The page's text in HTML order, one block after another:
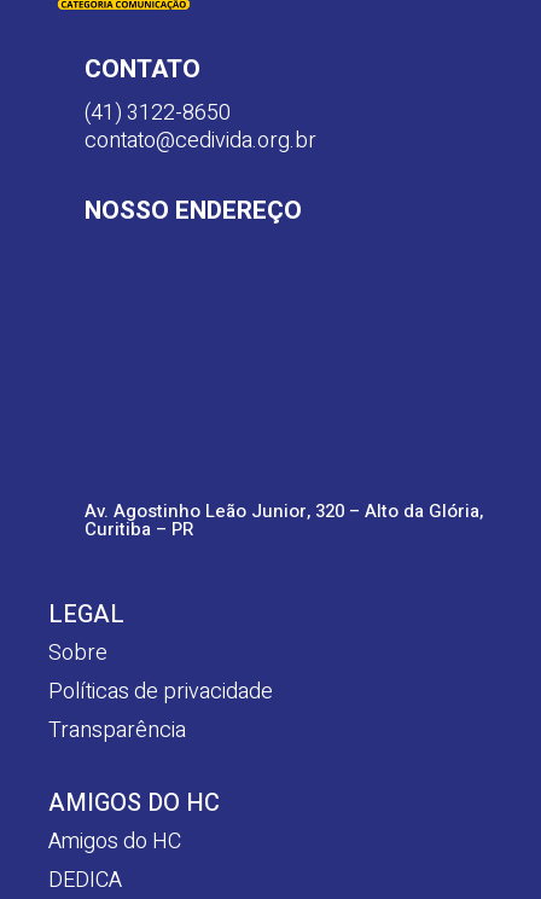
CONTATO
(41) 3122-8650
contato@cedivida.org.br
NOSSO ENDEREÇO
Av. Agostinho Leão Junior, 320 – Alto da Glória,
Curitiba – PR
LEGAL
Sobre
Políticas de privacidade
Transparência
AMIGOS DO HC
Amigos do HC
DEDICA